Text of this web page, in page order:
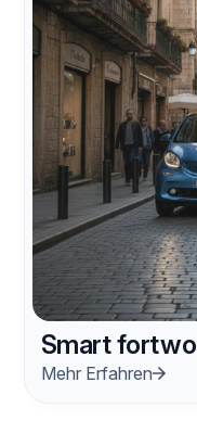
Smart fortwo
Mehr Erfahren